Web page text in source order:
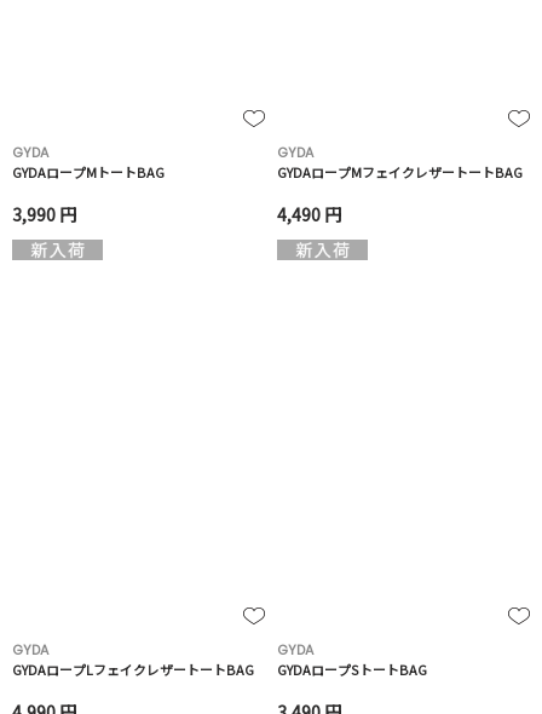
GYDA
GYDAロープMトートBAG
3,990 円
GYDA
GYDAロープMフェイクレザートートBAG
4,490 円
GYDA
GYDAロープLフェイクレザートートBAG
GYDA
GYDAロープSトートBAG